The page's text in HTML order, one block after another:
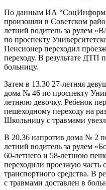
По данным ИА
произошли в Советском
летний водитель за рулем
по проспекту
Пенсионер переходил
переходу. В результате ДТП
больницу.
Затем в 13.30 27-летняя
дома № 46 по проспекту
летнюю девочку. Ребенок
пешеходному переходу на
Школьницу с травмами
В 20.36 напротив дома № 2
летний водитель за рулем
60-летнего и 58-летнюю
переходили проезжую часть
транспортного средства. В
с травмами доставлен в